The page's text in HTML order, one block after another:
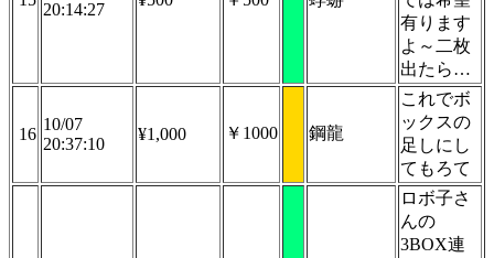
20:14:27
有ります
よ～二枚
出たら…
16
10/07
20:37:10
¥1,000 ￥1000 鋼龍
これでボ
ックスの
足しにし
てもろて
ロボ子さ
んの
3BOX連